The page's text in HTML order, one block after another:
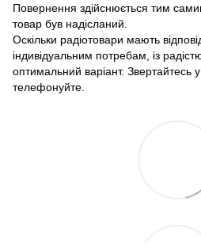
Повернення здійснюється тим
товар був надісланий.
Оскільки радіотовари мають
індивідуальним потребам, із
оптимальний варіант. Звертайтесь
телефонуйте.